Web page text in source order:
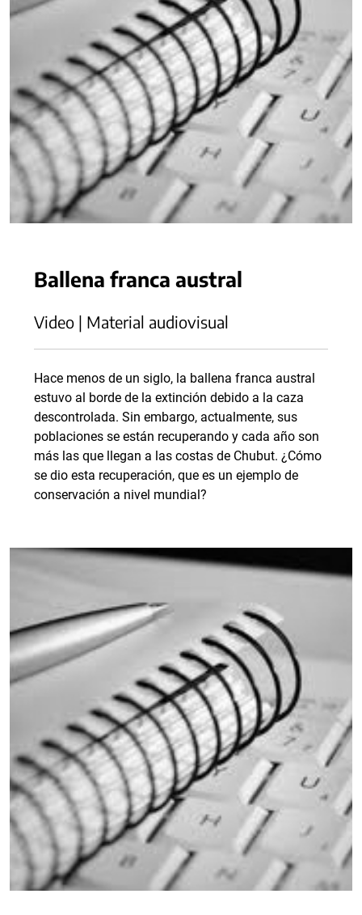
Ballena franca austral
Video | Material audiovisual
Hace menos de un siglo, la ballena franca austral
estuvo al borde de la extinción debido a la caza
descontrolada. Sin embargo, actualmente, sus
poblaciones se están recuperando y cada año son
más las que llegan a las costas de Chubut. ¿Cómo
se dio esta recuperación, que es un ejemplo de
conservación a nivel mundial?